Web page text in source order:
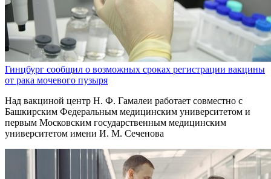
Гинцбург сообщил о возможных сроках регистрации вакцины
от рака мочевого пузыря
Над вакциной центр Н. Ф. Гамалеи работает совместно с
Башкирским Федеральным медицинским университетом и
первым Московским государственным медицинским
университетом имени И. М. Сеченова